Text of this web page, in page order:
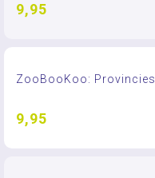
9,95
ZooBooKoo: Provincies
9,95